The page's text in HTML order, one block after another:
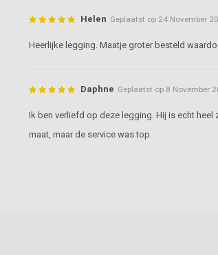
Helen Geplaatst op 24 November
Heerlijke legging. Maatje groter besteld
Daphne Geplaatst op 8 November
Ik ben verliefd op deze legging. Hij is echt
maat, maar de service was top.